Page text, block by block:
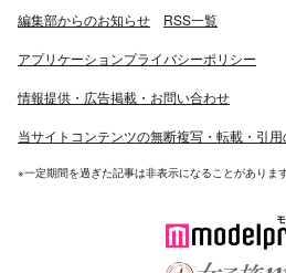
編集部からのお知らせ RSS一覧
アプリケーションプライバシーポリシー
情報提供・広告掲載・お問い合わせ
当サイトコンテンツの無断複写・転載・引
※一定期間を過ぎた記事は非表示になることがありま